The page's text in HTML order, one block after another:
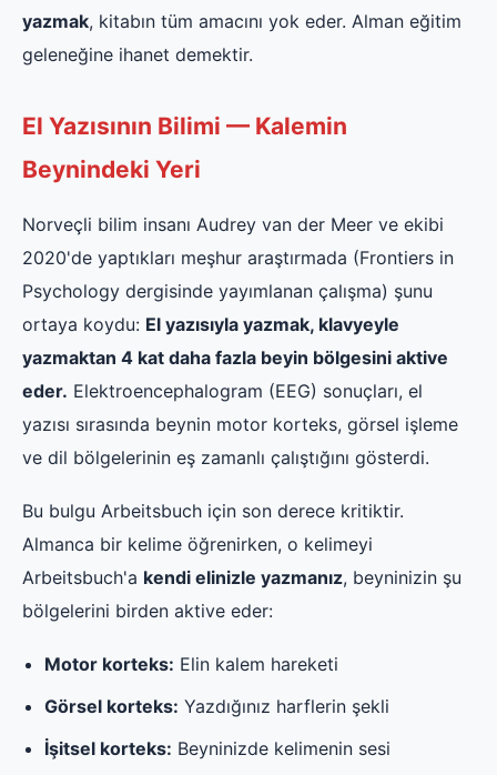
yazmak, kitabın tüm amacını yok eder. Alman eğitim
geleneğine ihanet demektir.
El Yazısının Bilimi — Kalemin
Beynindeki Yeri
Norveçli bilim insanı Audrey van der Meer ve ekibi
2020'de yaptıkları meşhur araştırmada (Frontiers in
Psychology dergisinde yayımlanan çalışma) şunu
ortaya koydu: El yazısıyla yazmak, klavyeyle
yazmaktan 4 kat daha fazla beyin bölgesini aktive
eder. Elektroencephalogram (EEG) sonuçları, el
yazısı sırasında beynin motor korteks, görsel işleme
ve dil bölgelerinin eş zamanlı çalıştığını gösterdi.
Bu bulgu Arbeitsbuch için son derece kritiktir.
Almanca bir kelime öğrenirken, o kelimeyi
Arbeitsbuch'a kendi elinizle yazmanız, beyninizin şu
bölgelerini birden aktive eder:
Motor korteks: Elin kalem hareketi
Görsel korteks: Yazdığınız harflerin şekli
İşitsel korteks: Beyninizde kelimenin sesi